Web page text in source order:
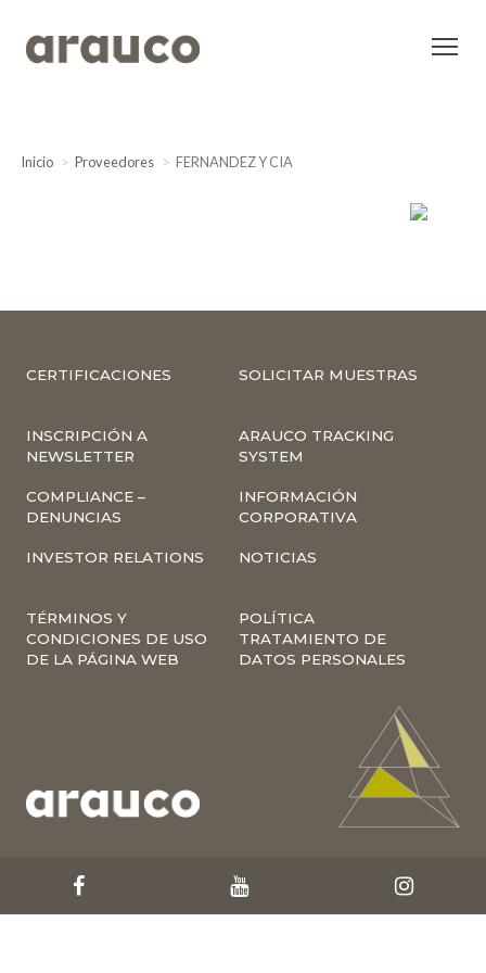
Inicio Proveedores FERNANDEZ Y CIA
CERTIFICACIONES SOLICITAR MUESTRAS
INSCRIPCIÓN A
NEWSLETTER
ARAUCO TRACKING
SYSTEM
COMPLIANCE –
DENUNCIAS
INFORMACIÓN
CORPORATIVA
INVESTOR RELATIONS NOTICIAS
TÉRMINOS Y
CONDICIONES DE USO
DE LA PÁGINA WEB
POLÍTICA
TRATAMIENTO DE
DATOS PERSONALES